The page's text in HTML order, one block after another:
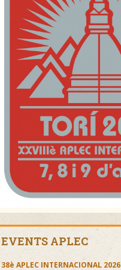
EVENTS APLEC
38è APLEC INTERNACIONAL